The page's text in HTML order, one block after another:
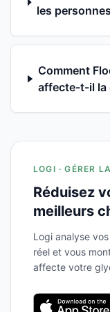
les
Comment
affecte-t-il la
LOGI · GÉRER
Réduisez
meilleurs
Logi analyse
réel et vous
affecte votre